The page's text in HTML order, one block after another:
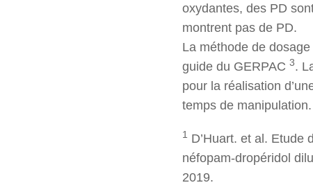
oxydantes, des PD
montrent pas de PD.
La méthode de
guide du GERPAC 3.
pour la réalisation
temps de manipulation.
1 D’Huart. et al. Etude
néfopam-dropéridol
2019.